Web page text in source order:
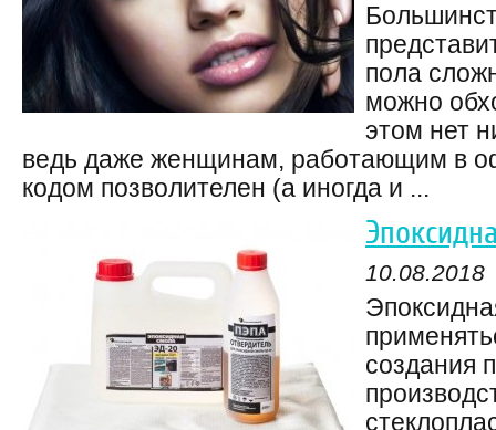
пола
можно
этом нет
ведь даже женщинам, работающим в
кодом позволителен (а иногда и ...
10.08.2018
создания